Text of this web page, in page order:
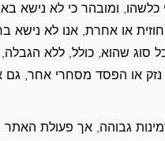
ומובהר כי לא נישא
או אחרת, אנו לא נישא
סוג שהוא, כולל, ללא הגבלה,
או הפסד מסחרי אחר, גם
גבוהה, אך פעולת האתר